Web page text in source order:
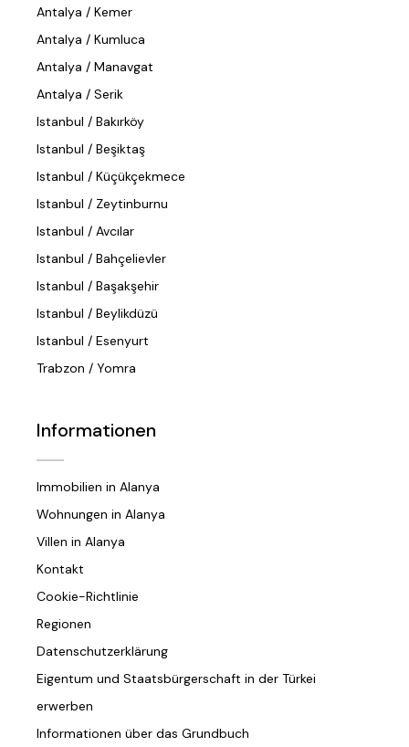
Antalya / Kemer
Antalya / Kumluca
Antalya / Manavgat
Antalya / Serik
Istanbul / Bakırköy
Istanbul / Beşiktaş
Istanbul / Küçükçekmece
Istanbul / Zeytinburnu
Istanbul / Avcılar
Istanbul / Bahçelievler
Istanbul / Başakşehir
Istanbul / Beylikdüzü
Istanbul / Esenyurt
Trabzon / Yomra
Informationen
Immobilien in Alanya
Wohnungen in Alanya
Villen in Alanya
Kontakt
Cookie-Richtlinie
Regionen
Datenschutzerklärung
Eigentum und Staatsbürgerschaft in der Türkei
erwerben
Informationen über das Grundbuch